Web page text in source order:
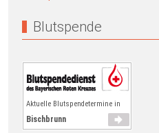
Blutspende
Aktuelle Blutspendetermine in
Bischbrunn